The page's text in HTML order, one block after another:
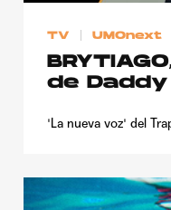
TV UMOnext
de Daddy
'La nueva voz' del